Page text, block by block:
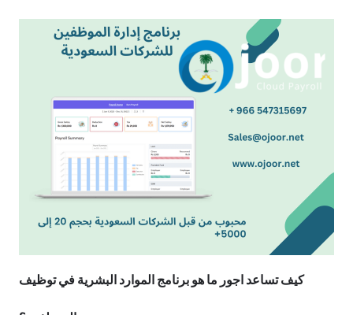
كيف تساعد اجور ما هو برنامج الموارد البشرية في توظيف